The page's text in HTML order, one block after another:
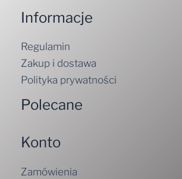
Informacje
Regulamin
Zakup i dostawa
Polityka prywatności
Polecane
Konto
Zamówienia